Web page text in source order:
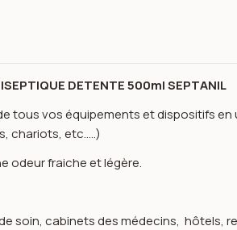
DETENTE 500ml SEPTANIL
tous vos équipements et dispositifs
chariots, etc.….)
odeur fraiche et légère.
soin, cabinets des médecins, hôtels,